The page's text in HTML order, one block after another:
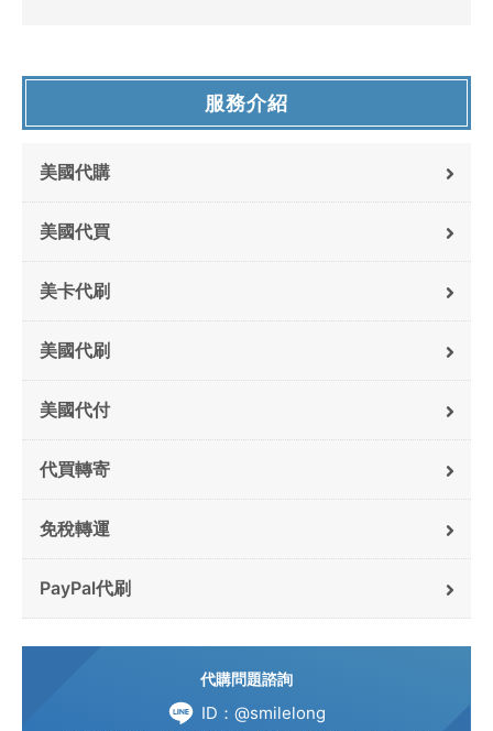
服務介紹
美國代購
美國代買
美卡代刷
美國代刷
美國代付
代買轉寄
免稅轉運
PayPal代刷
代購問題諮詢
ID：@smilelong